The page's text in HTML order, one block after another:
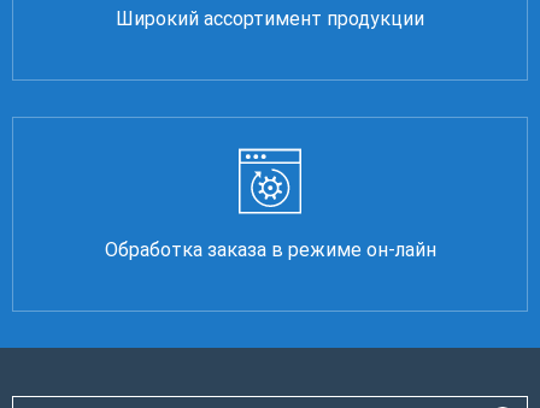
Широкий ассортимент продукции
Обработка заказа в режиме он-лайн